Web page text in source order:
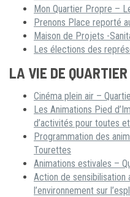
Mon Quartier Propre –
Prenons Place reporté
Maison de Projets -
Les élections des
LA VIE DE QUARTIER
Cinéma plein air –
Les Animations Pied
d’activités pour toutes
Programmation des
Tourettes
Animations estivales –
Action de sensibilisation
l’environnement sur